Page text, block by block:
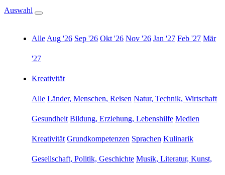
Auswahl
Alle Aug '26 Sep '26 Okt '26 Nov '26 Jan '27 Feb '27 Mär
'27
Kreativität
Alle Länder, Menschen, Reisen Natur, Technik, Wirtschaft
Gesundheit Bildung, Erziehung, Lebenshilfe Medien
Kreativität Grundkompetenzen Sprachen Kulinarik
Gesellschaft, Politik, Geschichte Musik, Literatur, Kunst,